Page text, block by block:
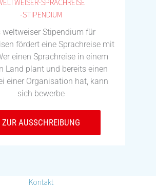
SPRACHREISE
-STIPENDIUM
weltweiser Stipendium für
fördert eine Sprachreise mit
einen Sprachreise in einem
Land plant und bereits einen
einer Organisation hat, kann
sich bewerbe
ZUR AUSSCHREIBUNG
Kontakt